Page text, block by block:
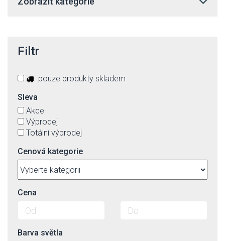
Filtr
pouze produkty skladem
Sleva
Akce
Výprodej
Totální výprodej
Cenová kategorie
Cena
Barva světla